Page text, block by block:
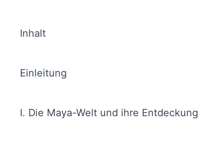
Inhalt
Einleitung
I. Die Maya-Welt und ihre Entdeckung